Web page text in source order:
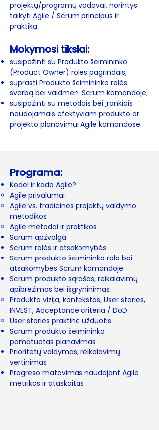
projektų/programų vadovai, norintys
taikyti Agile / Scrum principus ir
praktiką.
Mokymosi tikslai:
susipažinti su Produkto šeimininko
(Product Owner) rolės pagrindais;
suprasti Produkto šeimininko rolės
svarbą bei vaidmenį Scrum komandoje;
susipažinti su metodais bei įrankiais
naudojamais efektyviam produkto ar
projekto planavimui Agile komandose.
Programa:
Kodėl ir kada Agile?
Agile privalumai
Agile vs. tradicinės projektų valdymo
metodikos
Agile metodai ir praktikos
Scrum apžvalga
Scrum rolės ir atsakomybės
Scrum produkto šeimininko rolė bei
atsakomybės Scrum komandoje
Scrum produkto sąrašas, reikalavimų
apibrėžimas bei išgryninimas
Produkto vizija, kontekstas, User stories,
INVEST, Acceptance criteria / DoD
User stories praktinė užduotis
Scrum produkto šeimininko
pamatuotas planavimas
Prioritetų valdymas, reikalavimų
vertinimas
Progreso matavimas naudojant Agile
metrikas ir ataskaitas